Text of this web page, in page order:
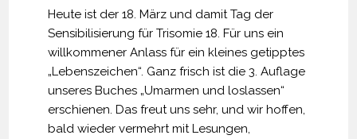
Heute ist der 18. März und damit Tag der
Sensibilisierung für Trisomie 18. Für uns ein
willkommener Anlass für ein kleines getipptes
„Lebenszeichen“. Ganz frisch ist die 3. Auflage
unseres Buches „Umarmen und loslassen“
erschienen. Das freut uns sehr, und wir hoffen,
bald wieder vermehrt mit Lesungen,